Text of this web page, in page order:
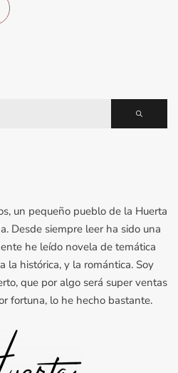
un pequeño pueblo de la Huerta
Desde siempre leer ha sido una
he leído novela de temática
la histórica, y la romántica. Soy
que por algo será super ventas
fortuna, lo he hecho bastante.